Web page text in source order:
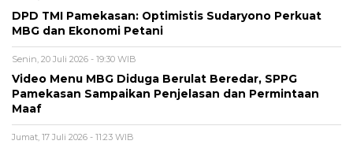
DPD TMI Pamekasan: Optimistis Sudaryono Perkuat
MBG dan Ekonomi Petani
Senin, 20 Juli 2026 - 19:30 WIB
‎Video Menu MBG Diduga Berulat Beredar, SPPG
Pamekasan Sampaikan Penjelasan dan Permintaan
Maaf
Jumat, 17 Juli 2026 - 11:23 WIB